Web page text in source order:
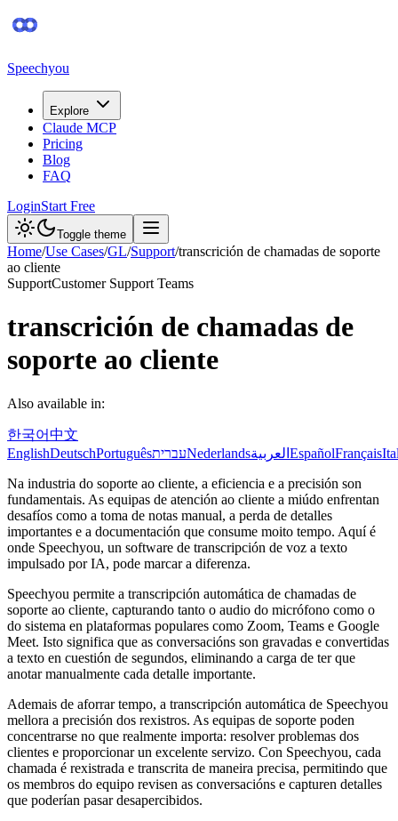
Speechyou
Explore
Claude MCP
Pricing
Blog
FAQ
LoginStart Free
Toggle theme
Home/Use Cases/GL/Support/transcrición de chamadas de soporte
ao cliente
SupportCustomer Support Teams
transcrición de chamadas de
soporte ao cliente
Also available in:
한국어中文
EnglishDeutschPortuguêsעבריתNederlandsالعربية EspañolFrançais
Na industria do soporte ao cliente, a eficiencia e a precisión son
fundamentais. As equipas de atención ao cliente a miúdo enfrentan
desafíos como a toma de notas manual, a perda de detalles
importantes e a documentación que consume moito tempo. Aquí é
onde Speechyou, un software de transcripción de voz a texto
impulsado por IA, pode marcar a diferenza.
Speechyou permite a transcripción automática de chamadas de
soporte ao cliente, capturando tanto o audio do micrófono como o
do sistema en plataformas populares como Zoom, Teams e Google
Meet. Isto significa que as conversacións son gravadas e convertidas
a texto en cuestión de segundos, eliminando a carga de ter que
anotar manualmente cada detalle importante.
Ademais de aforrar tempo, a transcripción automática de Speechyou
mellora a precisión dos rexistros. As equipas de soporte poden
concentrarse no que realmente importa: resolver problemas dos
clientes e proporcionar un excelente servizo. Con Speechyou, cada
chamada é rexistrada e transcrita de maneira precisa, permitindo que
os membros do equipo revisen as conversacións e capturen detalles
que poderían pasar desapercibidos.